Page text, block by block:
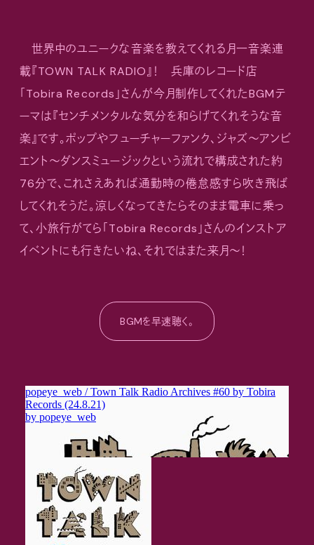
世界中のユニークな音楽を教えてくれる月一音楽連
載『TOWN TALK RADIO』！ 兵庫のレコード店
「Tobira Records」さんが今月制作してくれたBGMテ
ーマは『センチメンタルな気分を和らげてくれそうな音
楽』です。ポップやフューチャーファンク、ジャズ〜アンビ
エント〜ダンスミュージックという流れで構成された約
76分で、これさえあれば通勤時の倦怠感すら吹き飛ば
してくれそうだ。涼しくなってきたらそのまま電車に乗っ
て、小旅行がてら「Tobira Records」さんのインストア
イベントにも行きたいね、それではまた来月〜！
BGMを早速聴く。